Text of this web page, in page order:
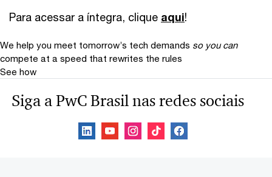
Para acessar a íntegra, clique aqui!
We help you meet tomorrow’s tech demands so you can
compete at a speed that rewrites the rules
See how
Siga a PwC Brasil nas redes sociais